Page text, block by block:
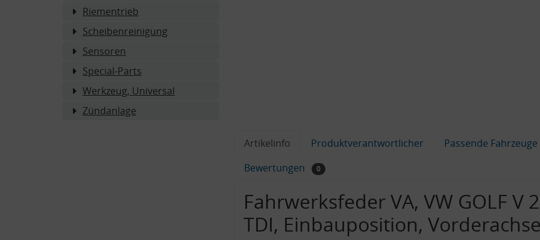
Riementrieb
Scheibenreinigung
Sensoren
Special-Parts
Werkzeug, Universal
Zündanlage
Artikelinfo Produktverantwortlicher
Passende Fahrzeuge
Bewertungen
0
Fahrwerksfeder VA, VW GOLF V
TDI, Einbauposition,